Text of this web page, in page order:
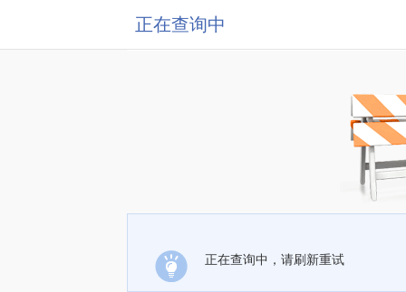
正在查询中
正在查询中，请刷新重试